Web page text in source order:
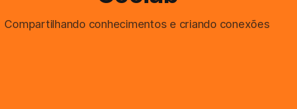
Compartilhando conhecimentos e criando conexões